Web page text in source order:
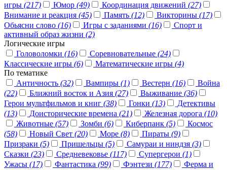
игры (217) Юмор (49) Координация движений (27)
Внимание и реакция (45) Память (12) Викторины (17)
Обьясни слово (16) Игры с заданиями (16)
Спорт и
активный образ жизни (2)
Логические игры
Головоломки (16) Соревновательные (24)
Классические игры (6) Математические игры (4)
По тематике
Античность (32) Вампиры (1) Вестерн (16)
Война
(22)
Ближний восток и Азия (27) Выживание (36)
Герои мультфильмов и книг (38) Гонки (13)
Детективы
(13)
Доисторические времена (21) Железная дорога (10)
Животные (57) Зомби (6) Киберпанк (5)
Космос
(58)
Новый Свет (20) Море (8) Пираты (9)
Призраки (5) Пришельцы (5) Самураи и ниндзя (3)
Сказки (23) Средневековье (117) Супергерои (1)
Ужасы (17) Фантастика (99) Фэнтези (177) Ферма и